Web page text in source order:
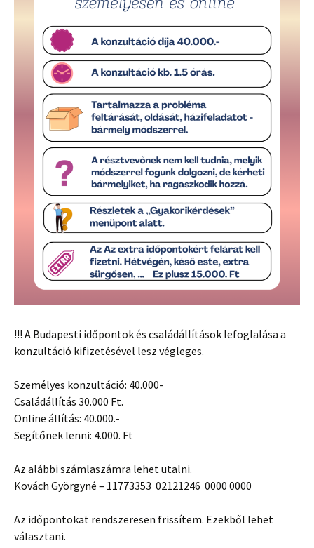
!!! A Budapesti időpontok és családállítások lefoglalása a
konzultáció kifizetésével lesz végleges.
Személyes konzultáció: 40.000-
Családállítás 30.000 Ft.
Online állítás: 40.000.-
Segítőnek lenni: 4.000. Ft
Az alábbi számlaszámra lehet utalni.
Kovách Györgyné – 11773353 02121246 0000 0000
Az időpontokat rendszeresen frissítem. Ezekből lehet
választani.